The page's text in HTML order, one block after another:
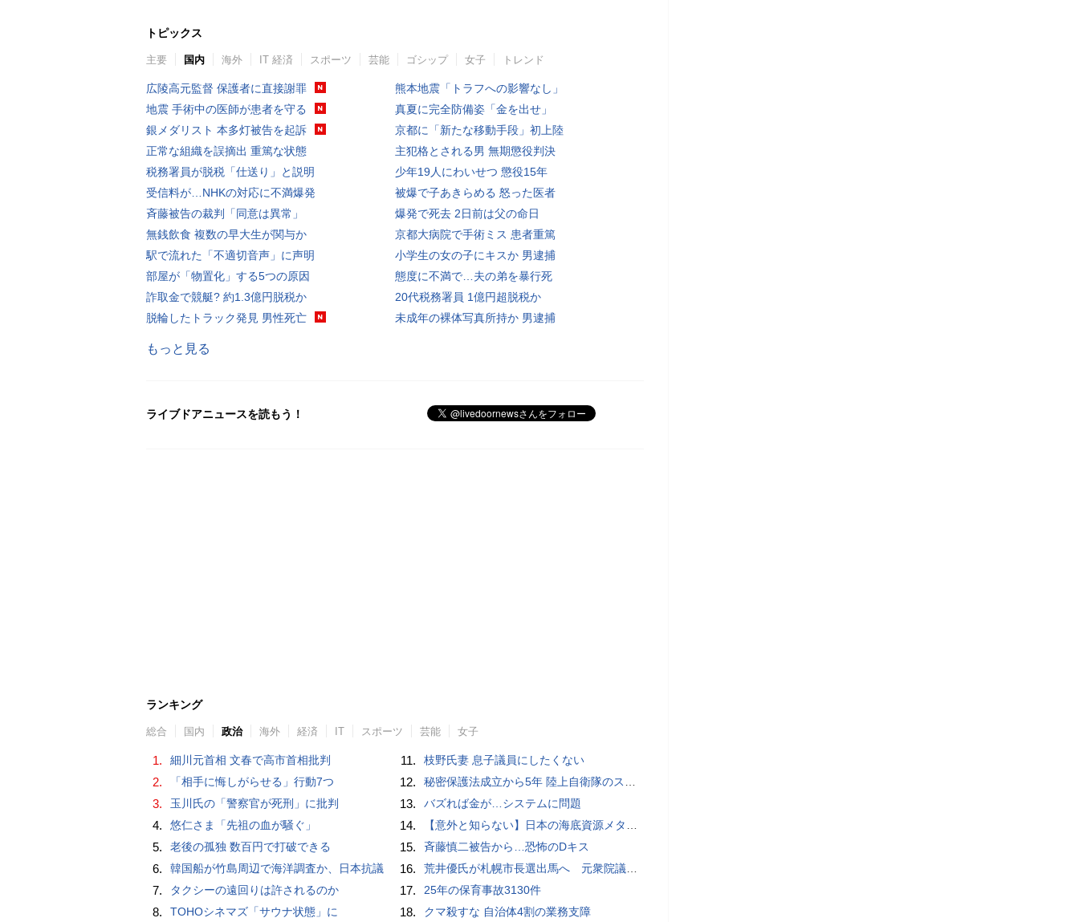
トピックス
主要 国内 海外 IT 経済 スポーツ 芸能 ゴシップ 女子 トレンド
広陵高元監督 保護者に直接謝罪
地震 手術中の医師が患者を守る
銀メダリスト 本多灯被告を起訴
正常な組織を誤摘出 重篤な状態
税務署員が脱税「仕送り」と説明
受信料が…NHKの対応に不満爆発
斉藤被告の裁判「同意は異常」
無銭飲食 複数の早大生が関与か
駅で流れた「不適切音声」に声明
部屋が「物置化」する5つの原因
詐取金で競艇? 約1.3億円脱税か
脱輪したトラック発見 男性死亡
熊本地震「トラフへの影響なし」
真夏に完全防備姿「金を出せ」
京都に「新たな移動手段」初上陸
主犯格とされる男 無期懲役判決
少年19人にわいせつ 懲役15年
被爆で子あきらめる 怒った医者
爆発で死去 2日前は父の命日
京都大病院で手術ミス 患者重篤
小学生の女の子にキスか 男逮捕
態度に不満で…夫の弟を暴行死
20代税務署員 1億円超脱税か
未成年の裸体写真所持か 男逮捕
もっと見る
ライブドアニュースを読もう！
ランキング
総合 国内 政治 海外 経済 IT スポーツ 芸能 女子
1. 細川元首相 文春で高市首相批判
2. 「相手に悔しがらせる」行動7つ
3. 玉川氏の「警察官が死刑」に批判
4. 悠仁さま「先祖の血が騒ぐ」
5. 老後の孤独 数百円で打破できる
6. 韓国船が竹島周辺で海洋調査か、日本抗議
7. タクシーの遠回りは許されるのか
8. TOHOシネマズ「サウナ状態」に
11. 枝野氏妻 息子議員にしたくない
12. 秘密保護法成立から5年 陸上自衛隊のスパイ組織「別班」暴いたベテラン記者が警鐘 - BLOGOS編集部
13. バズれば金が…システムに問題
14. 【意外と知らない】日本の海底資源メタンハイドレートは「急に資源大国になるかもしれない」夢の次世代エネルギー
15. 斉藤慎二被告から…恐怖のDキス
16. 荒井優氏が札幌市長選出馬へ 元衆院議員、中道に離党届
17. 25年の保育事故3130件
18. クマ殺すな 自治体4割の業務支障